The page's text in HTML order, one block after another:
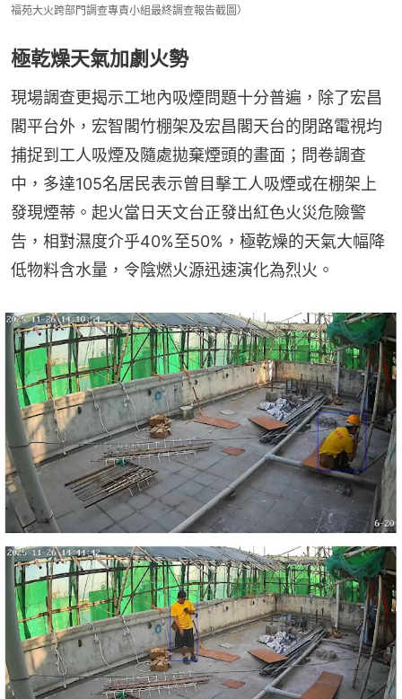
福苑大火跨部門調查專責小組最終調查報告截圖）
極乾燥天氣加劇火勢
現場調查更揭示工地內吸煙問題十分普遍，除了宏昌
閣平台外，宏智閣竹棚架及宏昌閣天台的閉路電視均
捕捉到工人吸煙及隨處拋棄煙頭的畫面；問卷調查
中，多達105名居民表示曾目擊工人吸煙或在棚架上
發現煙蒂。起火當日天文台正發出紅色火災危險警
告，相對濕度介乎40%至50%，極乾燥的天氣大幅降
低物料含水量，令陰燃火源迅速演化為烈火。